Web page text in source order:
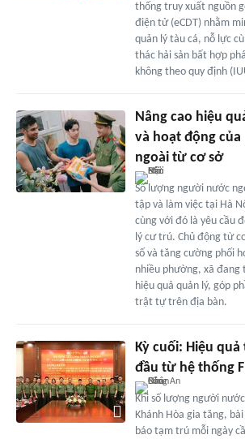
thống truy xuất nguồn
điện tử (eCDT) nhằm
quản lý tàu cá, nỗ lực
thác hải sản bất hợp
không theo quy định
Nâng cao hiệu
và hoạt động
ngoài từ cơ sở
Số lượng người nước
tập và làm việc tại Hà
cùng với đó là yêu cầu
lý cư trú. Chủ động từ
số và tăng cường phối
nhiều phường, xã đang
hiệu quả quản lý, góp
trật tự trên địa bàn.
Kỳ cuối: Hiệu
đầu từ hệ thống
Khi số lượng người
Khánh Hòa gia tăng,
báo tạm trú mỗi ngày